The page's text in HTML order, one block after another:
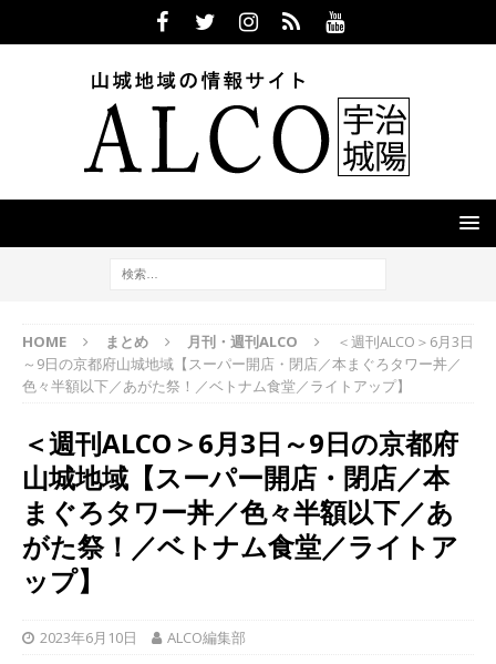
HOME まとめ 月刊・週刊ALCO
＜週刊ALCO＞6月3日
～9日の京都府山城地域【スーパー開店・閉店／本まぐろタワー丼／
色々半額以下／あがた祭！／ベトナム食堂／ライトアップ】
＜週刊ALCO＞6月3日～9日の京都府
山城地域【スーパー開店・閉店／本
まぐろタワー丼／色々半額以下／あ
がた祭！／ベトナム食堂／ライトア
ップ】
2023年6月10日 ALCO編集部